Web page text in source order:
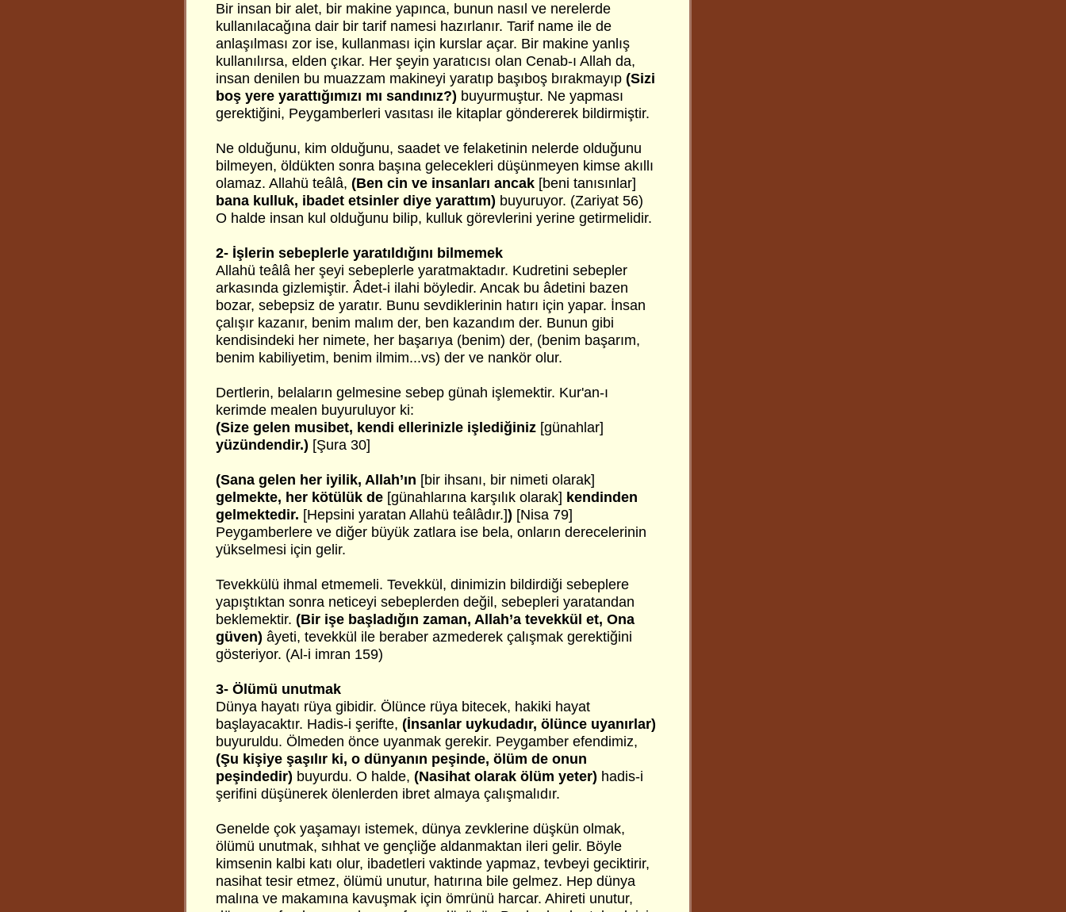
Bir insan bir alet, bir makine yapınca, bunun nasıl ve nerelerde
kullanılacağına dair bir tarif namesi hazırlanır. Tarif name ile de
anlaşılması zor ise, kullanması için kurslar açar. Bir makine yanlış
kullanılırsa, elden çıkar. Her şeyin yaratıcısı olan Cenab-ı Allah da,
insan denilen bu muazzam makineyi yaratıp başıboş bırakmayıp (Sizi
boş yere yarattığımızı mı sandınız?) buyurmuştur. Ne yapması
gerektiğini, Peygamberleri vasıtası ile kitaplar göndererek bildirmiştir.
Ne olduğunu, kim olduğunu, saadet ve felaketinin nelerde olduğunu
bilmeyen, öldükten sonra başına gelecekleri düşünmeyen kimse akıllı
olamaz. Allahü teâlâ, (Ben cin ve insanları ancak [beni tanısınlar]
bana kulluk, ibadet etsinler diye yarattım) buyuruyor. (Zariyat 56)
O halde insan kul olduğunu bilip, kulluk görevlerini yerine getirmelidir.
2- İşlerin sebeplerle yaratıldığını bilmemek
Allahü teâlâ her şeyi sebeplerle yaratmaktadır. Kudretini sebepler
arkasında gizlemiştir. Âdet-i ilahi böyledir. Ancak bu âdetini bazen
bozar, sebepsiz de yaratır. Bunu sevdiklerinin hatırı için yapar. İnsan
çalışır kazanır, benim malım der, ben kazandım der. Bunun gibi
kendisindeki her nimete, her başarıya (benim) der, (benim başarım,
benim kabiliyetim, benim ilmim...vs) der ve nankör olur.
Dertlerin, belaların gelmesine sebep günah işlemektir. Kur'an-ı
kerimde mealen buyuruluyor ki:
(Size gelen musibet, kendi ellerinizle işlediğiniz [günahlar]
yüzündendir.) [Şura 30]
(Sana gelen her iyilik, Allah’ın [bir ihsanı, bir nimeti olarak]
gelmekte, her kötülük de [günahlarına karşılık olarak] kendinden
gelmektedir. [Hepsini yaratan Allahü teâlâdır.]) [Nisa 79]
Peygamberlere ve diğer büyük zatlara ise bela, onların derecelerinin
yükselmesi için gelir.
Tevekkülü ihmal etmemeli. Tevekkül, dinimizin bildirdiği sebeplere
yapıştıktan sonra neticeyi sebeplerden değil, sebepleri yaratandan
beklemektir. (Bir işe başladığın zaman, Allah’a tevekkül et, Ona
güven) âyeti, tevekkül ile beraber azmederek çalışmak gerektiğini
gösteriyor. (Al-i imran 159)
3- Ölümü unutmak
Dünya hayatı rüya gibidir. Ölünce rüya bitecek, hakiki hayat
başlayacaktır. Hadis-i şerifte, (İnsanlar uykudadır, ölünce uyanırlar)
buyuruldu. Ölmeden önce uyanmak gerekir. Peygamber efendimiz,
(Şu kişiye şaşılır ki, o dünyanın peşinde, ölüm de onun
peşindedir) buyurdu. O halde, (Nasihat olarak ölüm yeter) hadis-i
şerifini düşünerek ölenlerden ibret almaya çalışmalıdır.
Genelde çok yaşamayı istemek, dünya zevklerine düşkün olmak,
ölümü unutmak, sıhhat ve gençliğe aldanmaktan ileri gelir. Böyle
kimsenin kalbi katı olur, ibadetleri vaktinde yapmaz, tevbeyi geciktirir,
nasihat tesir etmez, ölümü unutur, hatırına bile gelmez. Hep dünya
malına ve makamına kavuşmak için ömrünü harcar. Ahireti unutur,